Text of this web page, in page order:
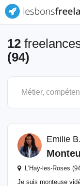
12
(94)
Emilie B.
L'Haÿ-les-Roses
Je suis monteuse